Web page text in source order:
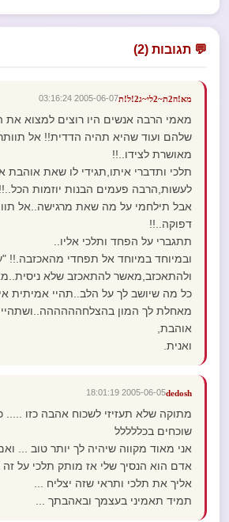
💬 תגובות (2)
מא!ה2ת~2לי~ג2!ל!ת 2005-06-07 03:16:24
מאמי הרבה אנשים היו רוצים למצוא
שלהם ועוד שהיא תהיה הדדית!! אל
מאושרת לצידו..!!
תלכי ותדברי איתו,תגידי לו שאת אוהבת
לעשות,הרבה פעמים הבנות יוזמות הכל..!!
אבל תילחמי על מה שאת מרגישה..אל
דפוקה..!!
תתגברי על הפחד ותלכי אליו..
ובמיוחד במיוחד אל תפחדי מהאכזבה.!!
ולהתאכזב,מאשר להתאכזב שלא
כל מה שיושב לך על הלב..תהיי אמיתית
מאחלת לך המון
אוהבת,
ואנית.
dedosh
2005-06-05 18:01:19
מתוקה שלא תעזיזי לשכוח אהבה כזו
שוכחים בכללללל
אני מאוד מקווה שיהיה לך יותר טוב ...
אדם הוא הנסיך שלי אז מותק תלכי על
אליך את תלכי ותראי שזה יצליח ...
תמיד תאמיני בעצמך ובאהבתך ...